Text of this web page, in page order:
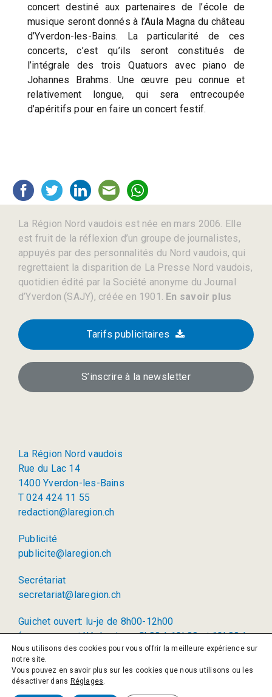
concert destiné aux partenaires de l’école de
musique seront donnés à l’Aula Magna du château
d’Yverdon-les-Bains. La particularité de ces
concerts, c’est qu’ils seront constitués de
l’intégrale des trois Quatuors avec piano de
Johannes Brahms. Une œuvre peu connue et
relativement longue, qui sera entrecoupée
d’apéritifs pour en faire un concert festif.
La Région Nord vaudois est née en mars 2006. Elle
est fruit de la réflexion d’un groupe de journalistes,
appuyés par des personnalités du Nord vaudois, qui
regrettaient la disparition de La Presse Nord vaudois,
quotidien édité par la Société anonyme du Journal
d’Yverdon (SAJY), créée en 1901. En savoir plus
Tarifs publicitaires
S’inscrire à la newsletter
La Région Nord vaudois
Rue du Lac 14
1400 Yverdon-les-Bains
T 024 424 11 55
redaction@laregion.ch
Publicité
publicite@laregion.ch
Secrétariat
secretariat@laregion.ch
Guichet ouvert: lu-je de 8h00-12h00
(permanence téléphonique: 8h00 à 12h00 et 13h00 à
17h00)
© 2026 La Région SA
Nous utilisons des cookies pour vous offrir la meilleure expérience sur
notre site.
Vous pouvez en savoir plus sur les cookies que nous utilisons ou les
désactiver dans Réglages.